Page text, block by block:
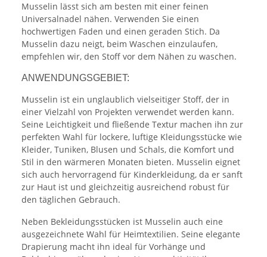
Musselin lässt sich am besten mit einer feinen
Universalnadel nähen. Verwenden Sie einen
hochwertigen Faden und einen geraden Stich. Da
Musselin dazu neigt, beim Waschen einzulaufen,
empfehlen wir, den Stoff vor dem Nähen zu waschen.
ANWENDUNGSGEBIET:
Musselin ist ein unglaublich vielseitiger Stoff, der in
einer Vielzahl von Projekten verwendet werden kann.
Seine Leichtigkeit und fließende Textur machen ihn zur
perfekten Wahl für lockere, luftige Kleidungsstücke wie
Kleider, Tuniken, Blusen und Schals, die Komfort und
Stil in den wärmeren Monaten bieten. Musselin eignet
sich auch hervorragend für Kinderkleidung, da er sanft
zur Haut ist und gleichzeitig ausreichend robust für
den täglichen Gebrauch.
Neben Bekleidungsstücken ist Musselin auch eine
ausgezeichnete Wahl für Heimtextilien. Seine elegante
Drapierung macht ihn ideal für Vorhänge und